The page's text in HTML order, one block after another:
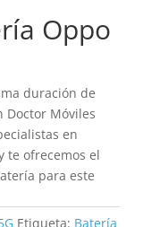
Oppo
duración de
Doctor Móviles
en
te ofrecemos el
para este
Etiqueta: Batería